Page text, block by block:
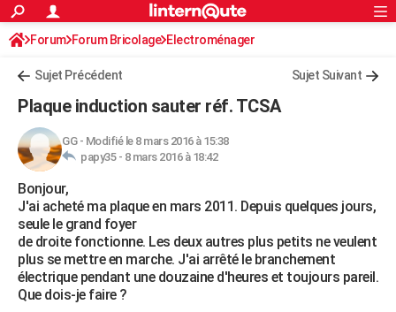
ACTUALITÉS
Politique
Société
Faits Divers
Education
Monde
Villes
+
FINANCE
Retraite
Impôts
Epargne
Immobilier
Risques naturels par ville
Banque
Assurance
Crédit
AUTO
Essais
Réserver un essai
Citadines
Berlines
SUV
Forum auto
+HIGH-TECH
Mobiles
Meilleur smartphone
Internet
Ordinateurs
Jeux vidéo
Guide high-tech
+BRICOLAGE
Forum
Aménagement intérieur
Extérieur
Cuisine
Salle de bains
Jardinage
Rangement
WEEK-END
Guides de France
Escapades
Patrimoine
Expositions
Musées
Week-end nature
S'inscrire
Connexion
Forum Forum Bricolage Electroménager
Sujet Précédent Sujet Suivant
Plaque induction sauter réf. TCSA
GG- Modifié le 8 mars 2016 à 15:38
papy35 - 8 mars 2016 à 18:42
Bonjour,
J'ai acheté ma plaque en mars 2011. Depuis quelques jours,
seule le grand foyer
de droite fonctionne. Les deux autres plus petits ne veulent
plus se mettre en marche. J'ai arrêté le branchement
électrique pendant une douzaine d'heures et toujours pareil.
Que dois-je faire ?